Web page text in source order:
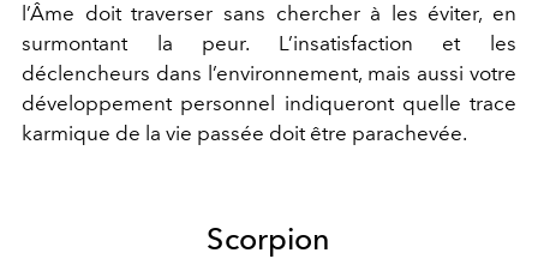
’Âme doit traverser sans chercher à les éviter, en
surmontant la peur. L’insatisfaction et les
déclencheurs dans l ’environnement, mais aussi votre
développement personnel indiquerontquelle trace
karmique de la vie passée doit être parachevée.
Scorpion